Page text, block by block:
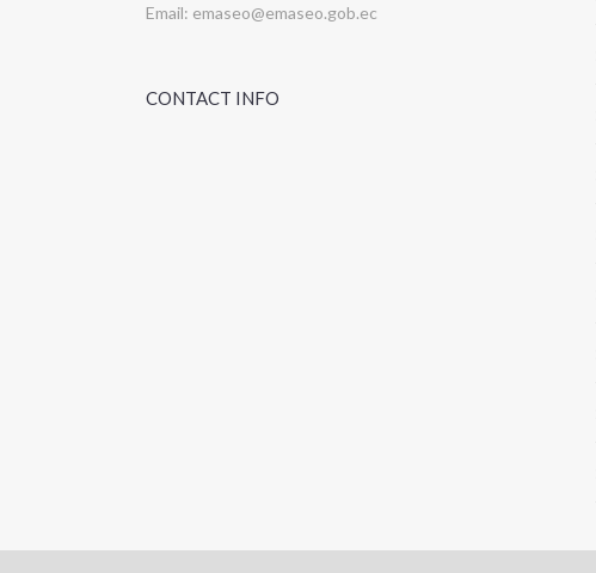
Email: emaseo@emaseo.gob.ec
CONTACT INFO